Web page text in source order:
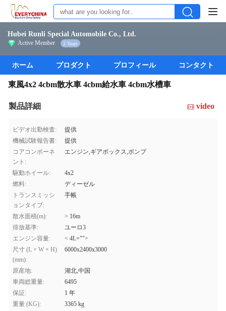
Hubei Runli Special Automobile Co., Ltd.
Active Member 2 Years
ホーム プロダクト プロフィール コンタクト
東風4x2 4cbm散水車 4cbm給水車 4cbm水槽車
製品詳細 video
ビデオ出勤検査:
提供
機械試験報告書:
提供
コアコンポーネ
ント:
エンジン,ギアボックス,ポンプ
駆動ホイール:
4x2
燃料:
ディーゼル
トランスミッシ
ョンタイプ:
手帳
散水面積(m):
> 16m
排放基準:
ユーロ3
エンジン容量:
< 4L="">
尺寸 (L × W × H)
(mm):
6000x2400x3000
原産地:
湖北,中国
車両総重量:
6495
保証:
1 年
重量 (KG):
3365 kg